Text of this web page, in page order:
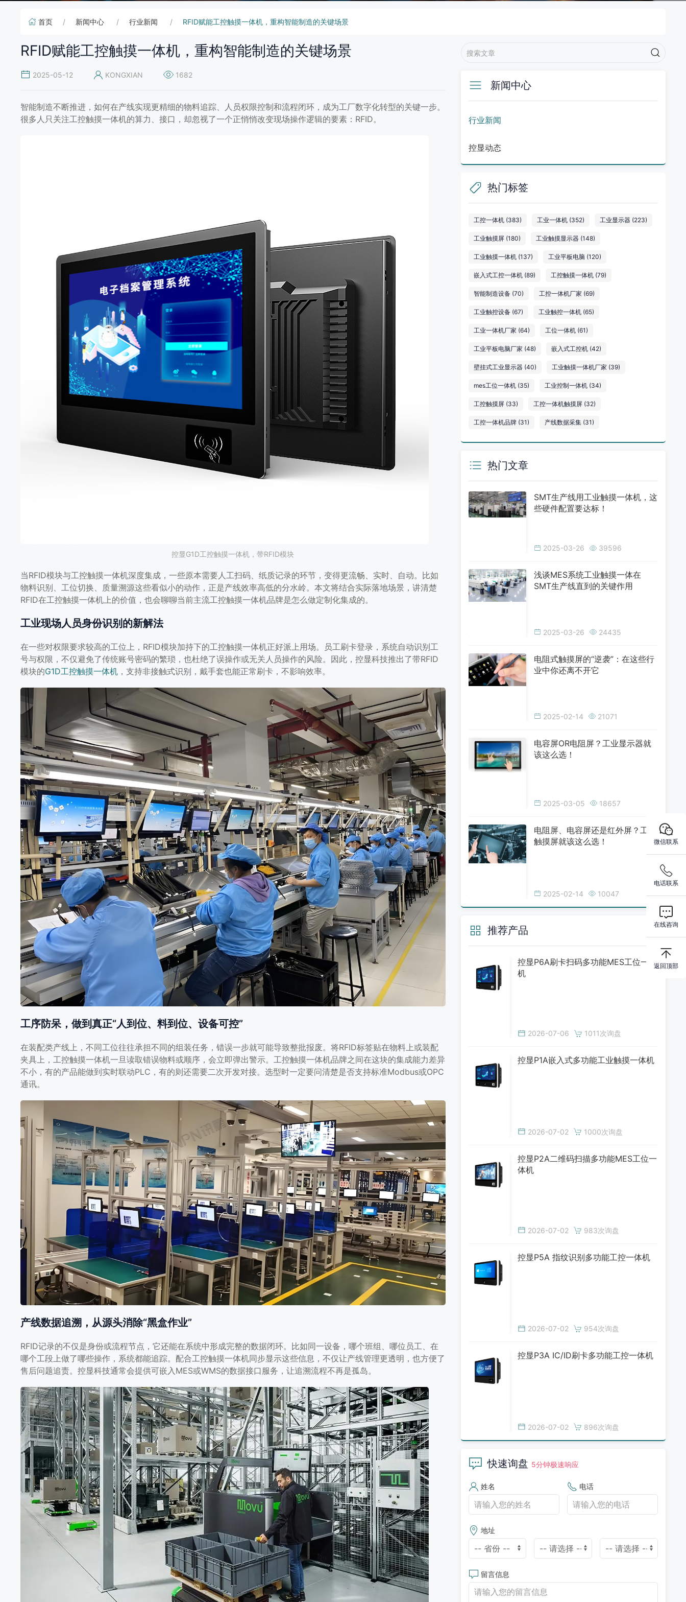
RFID赋能工控触摸一体机，重构智能制造的
智能制造不断推进，如何在产线实现更精细的物料追踪、人员权限控制和流程闭环，成为
工厂数字化转型的关键一步。很多人只关注工控触摸一体机的算力、接口，却忽视了一个
首页 新闻中心 行业新闻 RFID赋能工控触摸一体机，重构智能制造的关键场景
RFID赋能工控触摸一体机，重构智能制造的关键场景
2025-05-12 KONGXIAN 1682
智能制造不断推进，如何在产线实现更精细的物料追踪、人员权限控制和流程闭环，成为工厂数字化转型的关键一步。
很多人只关注工控触摸一体机的算力、接口，却忽视了一个正悄悄改变现场操作逻辑的要素：RFID。
控显G1D工控触摸一体机，带RFID模块
当RFID模块与工控触摸一体机深度集成，一些原本需要人工扫码、纸质记录的环节，变得更流畅、实时、自动。比如
物料识别、工位切换、质量溯源这些看似小的动作，正是产线效率高低的分水岭。本文将结合实际落地场景，讲清楚
RFID在工控触摸一体机上的价值，也会聊聊当前主流工控触摸一体机品牌是怎么做定制化集成的。
工业现场人员身份识别的新解法
在一些对权限要求较高的工位上，RFID模块加持下的工控触摸一体机正好派上用场。员工刷卡登录，系统自动识别工
号与权限，不仅避免了传统账号密码的繁琐，也杜绝了误操作或无关人员操作的风险。因此，控显科技推出了带RFID
模块的G1D工控触摸一体机 ，支持非接触式识别，戴手套也能正常刷卡，不影响效率。
工序防呆，做到真正“人到位、料到位、设备可控”
在装配类产线上，不同工位往往承担不同的组装任务，错误一步就可能导致整批报废。将RFID标签贴在物料上或装配
夹具上，工控触摸一体机一旦读取错误物料或顺序，会立即弹出警示。工控触摸一体机品牌之间在这块的集成能力差异
不小，有的产品能做到实时联动PLC，有的则还需要二次开发对接。选型时一定要问清楚是否支持标准Modbus或OPC
通讯。
产线数据追溯，从源头消除“黑盒作业”
RFID记录的不仅是身份或流程节点，它还能在系统中形成完整的数据闭环。比如同一设备，哪个班组、哪位员工、在
哪个工段上做了哪些操作，系统都能追踪。配合工控触摸一体机同步显示这些信息，不仅让产线管理更透明，也方便了
售后问题追责。控显科技通常会提供可嵌入MES或WMS的数据接口服务，让追溯流程不再是孤岛。
新闻中心
行业新闻
控显动态
热门标签
工控一体机(383) 工业一体机(352) 工业显示器(223)
工业触摸屏(180) 工业触摸显示器(148)
工业触摸一体机(137) 工业平板电脑 (120)
嵌入式工控一体机(89) 工控触摸一体机(79)
智能制造设备(70) 工控一体机厂家 (69)
工业触控设备(67) 工业触控一体机(65)
工业一体机厂家 (64) 工位一体机(61)
工业平板电脑厂家 (48) 嵌入式工控机(42)
壁挂式工业显示器(40) 工业触摸一体机厂家 (39)
mes工位一体机(35) 工业控制一体机(34)
工控触摸屏(33) 工控一体机触摸屏(32)
工控一体机品牌(31) 产线数据采集(31)
热门文章
SMT生产线用工业触摸一体机，这
些硬件配置要达标！
2025-03-26 39596
浅谈MES系统工业触摸一体在
SMT生产线直到的关键作用
2025-03-26 24435
电阻式触摸屏的“逆袭”：在这些行
业中你还离不开它
2025-02-14 21071
电容屏OR电阻屏？工业显示器就
该这么选！
2025-03-05 18657
电阻屏、电容屏还是红外屏？工业
触摸屏就该这么选！
2025-02-14 10047
推荐产品
控显P6A刷卡扫码多功能MES工位一体
机
2026-07-06 1011次询盘
控显P1A嵌入式多功能工业触摸一体机
2026-07-02 1000次询盘
控显P2A二维码扫描多功能MES工位一
体机
2026-07-02 983次询盘
控显P5A 指纹识别多功能工控一体机
2026-07-02 954次询盘
控显P3A IC/ID刷卡多功能工控一体机
2026-07-02 896次询盘
快速询盘 5分钟极速响应
姓名 电话
地址
留言信息
微信联系
电话联系
在线咨询
返回顶部